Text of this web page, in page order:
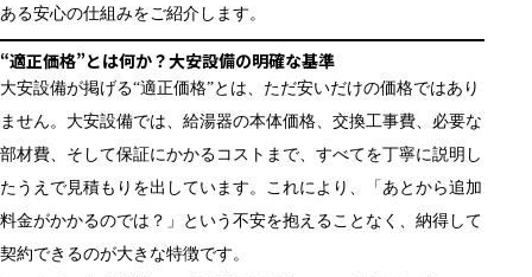
ある安心の仕組みをご紹介します。
“適正価格”とは何か？大安設備の明確な基準
大安設備が掲げる“適正価格”とは、ただ安いだけの価格ではあり
ません。大安設備では、給湯器の本体価格、交換工事費、必要な
部材費、そして保証にかかるコストまで、すべてを丁寧に説明し
たうえで見積もりを出しています。これにより、「あとから追加
料金がかかるのでは？」という不安を抱えることなく、納得して
契約できるのが大きな特徴です。